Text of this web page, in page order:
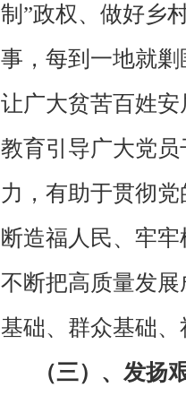
制”政权、做好乡
事，每到一地就
让广大贫苦百姓
教育引导广大党
力，有助于贯彻
断造福人民、牢
不断把高质量发
基础、群众基础
（三）、发扬